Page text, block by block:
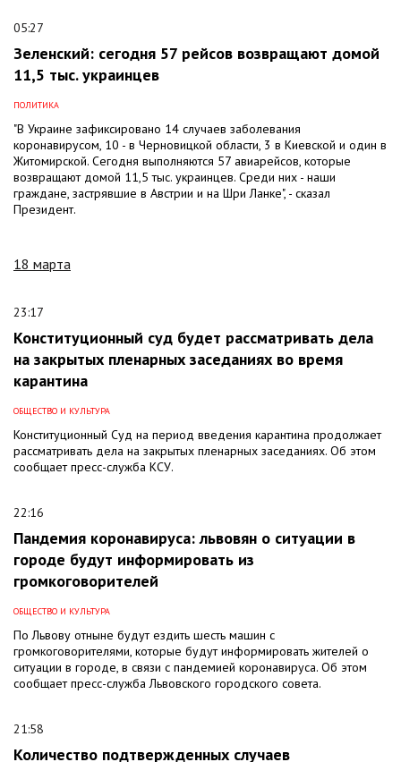
05:27
Зеленский: сегодня 57 рейсов возвращают домой
11,5 тыс. украинцев
ПОЛИТИКА
"В Украине зафиксировано 14 случаев заболевания
коронавирусом, 10 - в Черновицкой области, 3 в Киевской и один в
Житомирской. Сегодня выполняются 57 авиарейсов, которые
возвращают домой 11,5 тыс. украинцев. Среди них - наши
граждане, застрявшие в Австрии и на Шри Ланке", - сказал
Президент.
18 марта
23:17
Конституционный суд будет рассматривать дела
на закрытых пленарных заседаниях во время
карантина
ОБЩЕСТВО И КУЛЬТУРА
Конституционный Суд на период введения карантина продолжает
рассматривать дела на закрытых пленарных заседаниях. Об этом
сообщает пресс-служба КСУ.
22:16
Пандемия коронавируса: львовян о ситуации в
городе будут информировать из
громкоговорителей
ОБЩЕСТВО И КУЛЬТУРА
По Львову отныне будут ездить шесть машин с
громкоговорителями, которые будут информировать жителей о
ситуации в городе, в связи с пандемией коронавируса. Об этом
сообщает пресс-служба Львовского городского совета.
21:58
Количество подтвержденных случаев